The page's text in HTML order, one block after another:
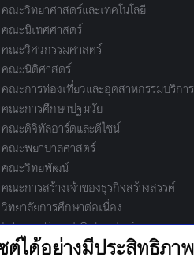
คณะวิทยาศาสตร์และเทคโนโลยี
คณะนิเทศศาสตร์
คณะวิศวกรรมศาสตร์
คณะนิติศาสตร์
คณะการท่องเที่ยวและอุตสาหกรรมบริการ
คณะการศึกษาปฐมวัย
คณะดิจิทัลอาร์ตและดีไซน์
คณะพยาบาลศาสตร์
คณะวิทยพัฒน์
คณะการสร้างเจ้าของธุรกิจสร้างสรรค์
วิทยาลัยการศึกษาต่อเนื่อง
International School of
Management